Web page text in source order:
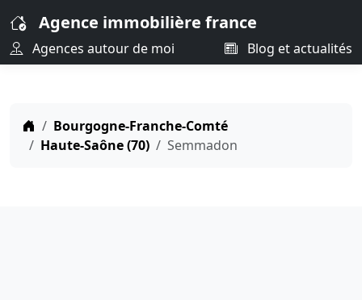
Agence immobilière france
Agences autour de moi Blog et actualités
Bourgogne-Franche-Comté
Haute-Saône (70)
Semmadon